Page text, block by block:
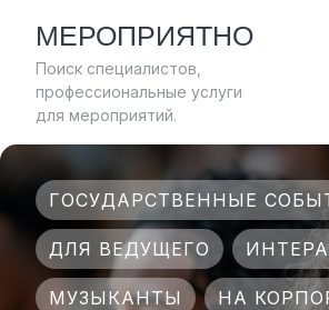
content
МЕРОПРИЯТНО
Поиск специалистов,
профессиональные услуги
для мероприятий.
ГОСУДАРСТВЕННЫЕ
ДЛЯ ВЕДУЩЕГО
МУЗЫКАНТЫ НА